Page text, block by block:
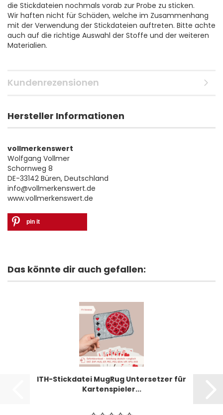
die Stickdateien nochmals vorab zur Probe zu sticken.
Wir haften nicht für Schäden, welche im Zusammenhang
mit der Verwendung der Stickdateien auftreten. Bitte achte
auch auf die richtige Auswahl der Stoffe und der weiteren
Materialien.
Kundenrezensionen
Hersteller Informationen
vollmerkenswert
Wolfgang Vollmer
Schornweg 8
DE-33142 Büren, Deutschland
info@vollmerkenswert.de
www.vollmerkenswert.de
pin it
Das könnte dir auch gefallen:
ITH-Stickdatei MugRug Untersetzer für
Kartenspieler...